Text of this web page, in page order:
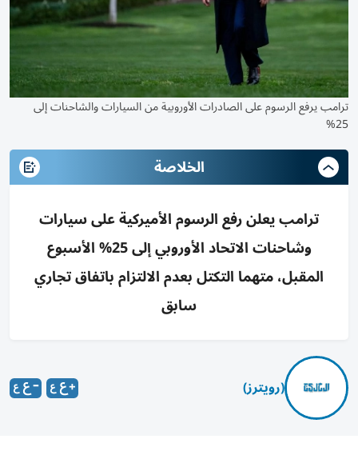
ترامب يرفع الرسوم على الصادرات الأوروبية من السيارات والشاحنات إلى
25%
الخلاصة
ترامب يعلن رفع الرسوم الأميركية على سيارات
وشاحنات الاتحاد الأوروبي إلى 25% الأسبوع
المقبل، متهما التكتل بعدم الالتزام باتفاق تجاري
سابق
(رويترز)